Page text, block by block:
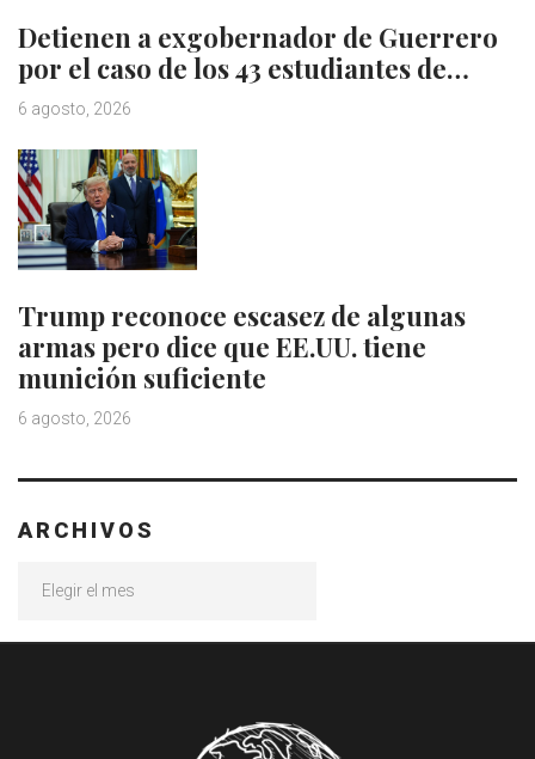
Detienen a exgobernador de Guerrero
por el caso de los 43 estudiantes de…
6 agosto, 2026
Trump reconoce escasez de algunas
armas pero dice que EE.UU. tiene
munición suficiente
6 agosto, 2026
ARCHIVOS